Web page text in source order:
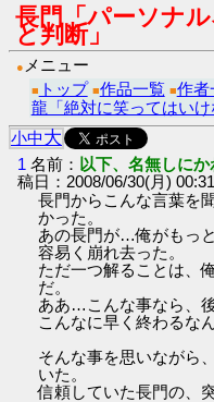
長門「パーソナ
と判断」
● メニュー
■ トップ ■作品一覧 ■作者
龍「絶対に笑ってはいけ
小中大
1 名前： 以下、名無しに
稿日：2008/06/30(月)
長門からこんな言葉を
かった。
あの長門が…俺がもっ
容易く崩れ去った。
ただ一つ解ることは、
だ。
ああ…こんな事なら、
こんなに早く終わるな
そんな事を思いながら
いた。
信頼していた長門の、